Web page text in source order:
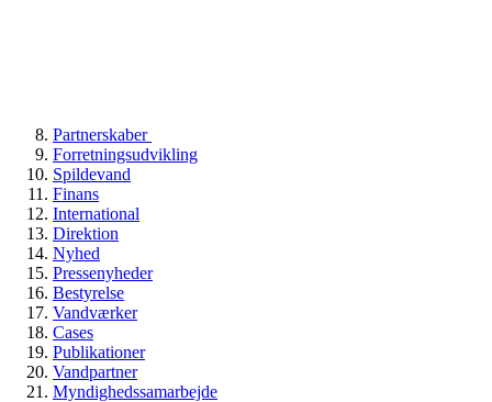
Partnerskaber
Forretningsudvikling
Spildevand
Finans
International
Direktion
Nyhed
Pressenyheder
Bestyrelse
Vandværker
Cases
Publikationer
Vandpartner
Myndighedssamarbejde